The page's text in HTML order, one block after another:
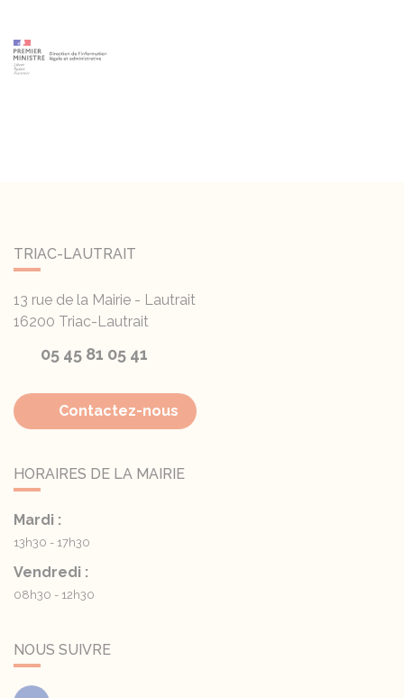
TRIAC-LAUTRAIT
13 rue de la Mairie - Lautrait
16200 Triac-Lautrait
05 45 81 05 41
Contactez-nous
HORAIRES DE LA MAIRIE
Mardi :
13h30 - 17h30
Vendredi :
08h30 - 12h30
NOUS SUIVRE